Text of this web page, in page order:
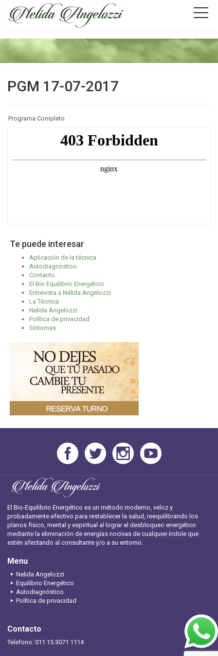
PGM 17-07-2017
Programa Completo
Te puede interesar
Aplicación de la técnica
Autodiagnóstico
Contacto
El Bio Equilibrio Energético
Entrevista a Nélida Angelozzi
La Técnica
Nelida Angelozzi
Política de privacidad
Síntomas
El Bio-Equilibrio Energético es un método moderno, veloz y
probadamente efectivo para restablecer la salud, reequilibrando los
planos físico, mental y espiritual al lograr el desbloqueo energético
mediante la eliminación de energías nocivas de cualquier índole que
estén afectando al consultante y/o a su entorno.
Menu
Nelida Angelozzi
Equilibrio Energético
Autodiagnóstico
Política de privacidad
Contacto
Telefono: 011 15 3071 1114